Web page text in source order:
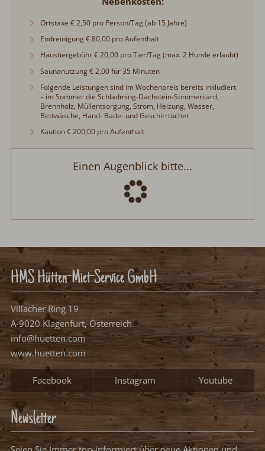
Ortstaxe € 2,50 pro Person/Tag (ab 15 Jahre)
Endreinigung € 80,00 pro Aufenthalt
Haustiergebühr € 20,00 pro Tier/Tag (max. 2 Hunde erlaubt)
Saunanutzung € 2,00 für 35 Minuten
Folgende Leistungen sind im Wochenpreis bereits inkludiert
– im Sommer die Schladming-Dachstein-Sommercard,
Brennholz, Müllentsorgung, Strom, Heizung, Wasser,
Bettwäsche, Hand- Bade- und Geschirrtücher
Kaution € 200,00 pro Aufenthalt
Alpine Lodge App. I
keine Auswahl
Anreisetag wählen
Bitte wählen Sie Ihren Anreisetag.
frei, mögliches Anreisedatum
frei, kein Anreisedatum belegt
Weiter